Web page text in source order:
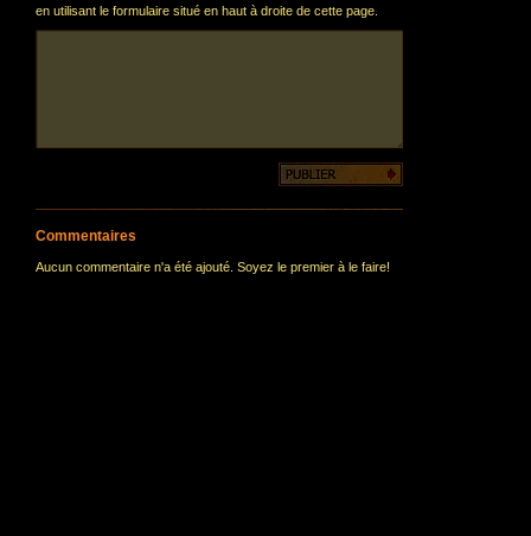
en utilisant le formulaire situé en haut à droite de cette page.
Commentaires
Aucun commentaire n'a été ajouté. Soyez le premier à le faire!